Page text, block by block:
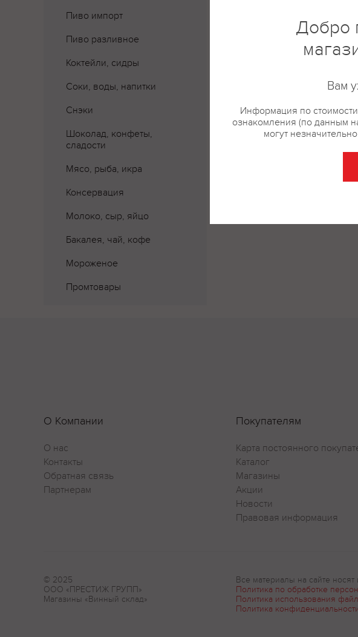
Пиво импорт
Пиво разливное
Коктейли, сидры
Соки, воды, напитки
Снэки
Шоколад, конфеты,
сладости
Мясо, рыба, икра
Консервация
Молоко, сыр, яйцо
Бакалея, чай, кофе
Мороженое
Промтовары
О Компании
О нас
Контакты
Обратная связь
Партнерам
Покупателям
Карта постоянного
Каталог
Магазины
Акции
Новости
Правовая информация
© 2025
ООО «ПРЕСТИЖ ГРУПП»
Магазины «Винный склад»
Все материалы на сайте
Политика по обработке
Политика использования
Политика
Добро
Вам
Информация по
ознакомления (по данным
могут